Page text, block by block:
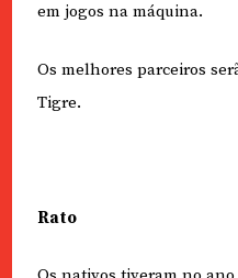
em jogos na máquina.
Os melhores parceiros
Tigre.
Rato